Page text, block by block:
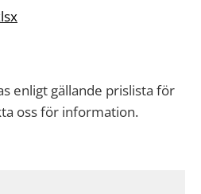
enligt gällande prislista för
oss för information.